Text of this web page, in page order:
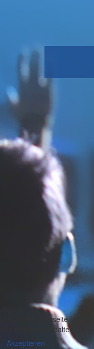
Um unsere Webseite für
Informationen erhalten Sie
Akzeptieren